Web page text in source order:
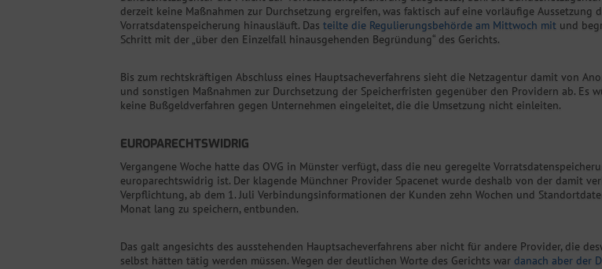
derzeit keine Maßnahmen zur Durchsetzung ergreifen, was faktisch auf eine vorläufige Aussetzung
Vorratsdatenspeicherung hinausläuft. Das teilte die Regulierungsbehörde am Mittwoch mitund
Schritt mit der „über den Einzelfall hinausgehenden Begründung“ des Gerichts.
Bis zum rechtskräftigen Abschluss eines Hauptsacheverfahrens sieht die Netzagentur damit von
und sonstigen Maßnahmen zur Durchsetzung der Speicherfristen gegenüber den Providern ab. Es
keine Bußgeldverfahren gegen Unternehmen eingeleitet, die die Umsetzung nicht einleiten.
EUROPARECHTSWIDRIG
Vergangene Woche hatte das OVG in Münster verfügt, dass die neu geregelte
europarechtswidrig ist. Der klagende Münchner Provider Spacenet wurde deshalb von der damit
Verpflichtung, ab dem 1. Juli Verbindungsinformationen der Kunden zehn Wochen und
Monat lang zu speichern, entbunden.
Das galt angesichts des ausstehenden Hauptsacheverfahrens aber nicht für andere Provider, die
selbst hätten tätig werden müssen. Wegen der deutlichen Worte des Gerichts war danach aber der